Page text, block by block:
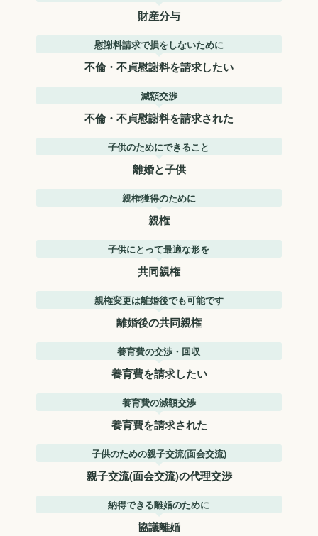
財産分与
慰謝料請求で損をしないために
不倫・不貞慰謝料を請求したい
減額交渉
不倫・不貞慰謝料を請求された
子供のためにできること
離婚と子供
親権獲得のために
親権
子供にとって最適な形を
共同親権
親権変更は離婚後でも可能です
離婚後の共同親権
養育費の交渉・回収
養育費を請求したい
養育費の減額交渉
養育費を請求された
子供のための親子交流(面会交流)
親子交流(面会交流)の代理交渉
納得できる離婚のために
協議離婚